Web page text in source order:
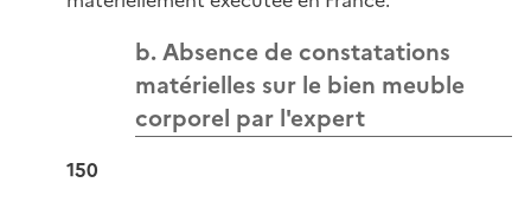
b. Absence de constatations
matérielles sur le bien meuble
corporel par l'expert
150